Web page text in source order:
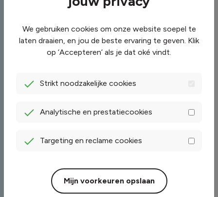
Verstuur
We gebruiken cookies om onze website soepel te
laten draaien, en jou de beste ervaring te geven. Klik
op ‘Accepteren’ als je dat oké vindt.
Strikt noodzakelijke cookies
Analytische en prestatiecookies
Targeting en reclame cookies
Mijn voorkeuren opslaan